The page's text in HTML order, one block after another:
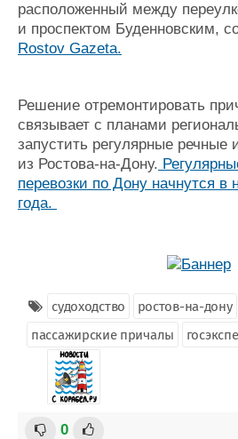
расположенный между
и проспектом Буденновским,
Rostov Gazeta.
Решение отремонтировать
связывает с планами
запустить регулярные
из Ростова-на-Дону.
перевозки по Дону начнутся в
года.
судоходство
ростов-на-дону
пассажирские причалы
0